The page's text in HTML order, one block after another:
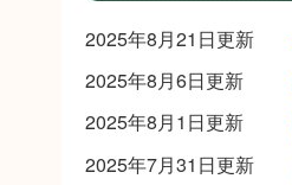
2025年8月21日更新
2025年8月6日更新
2025年8月1日更新
2025年7月31日更新